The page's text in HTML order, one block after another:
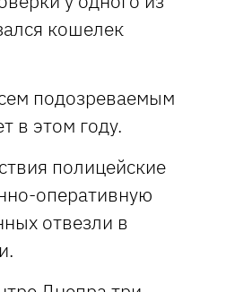
кошелек
подозреваемым
в этом году.
полицейские
оперативную
отвезли в